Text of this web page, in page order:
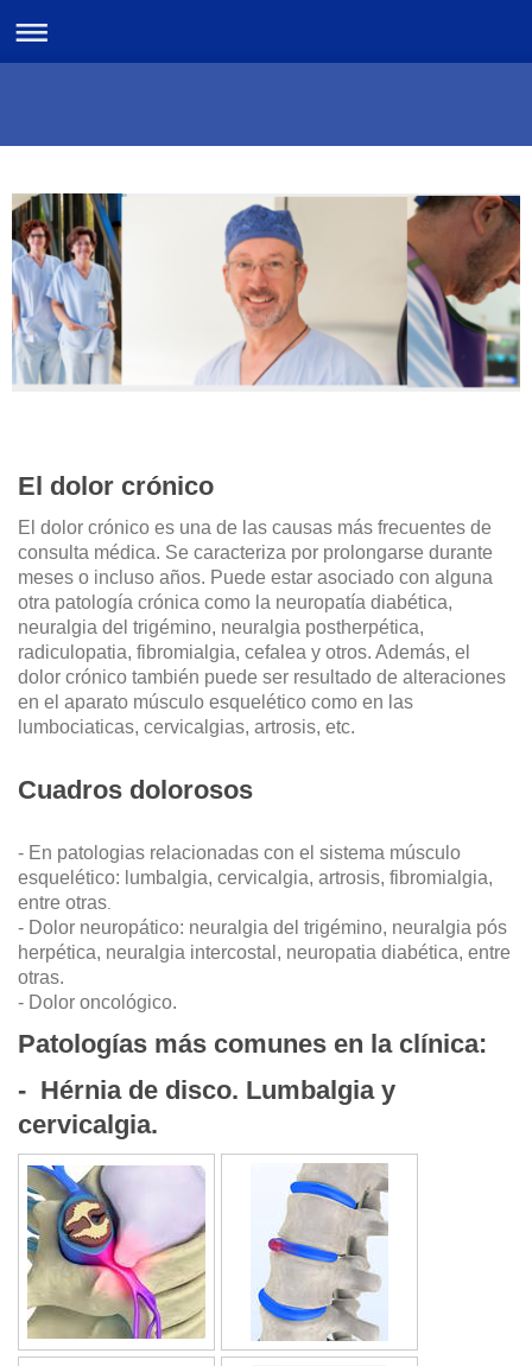
El dolor crónico
El dolor crónico es una de las causas más frecuentes de
consulta médica. Se caracteriza por prolongarse durante
meses o incluso años. Puede estar asociado con alguna
otra patología crónica como la neuropatía diabética,
neuralgia del trigémino, neuralgia postherpética,
radiculopatia, fibromialgia, cefalea y otros. Además, el
dolor crónico también puede ser resultado de alteraciones
en el aparato músculo esquelético como en las
lumbociaticas, cervicalgias, artrosis, etc.
Cuadros dolorosos
- En patologias relacionadas con el sistema músculo
esquelético: lumbalgia, cervicalgia, artrosis, fibromialgia,
entre otras.
- Dolor neuropático: neuralgia del trigémino, neuralgia pós
herpética, neuralgia intercostal, neuropatia diabética, entre
otras.
- Dolor oncológico.
Patologías más comunes en la clínica:
- Hérnia de disco. Lumbalgia y
cervicalgia.